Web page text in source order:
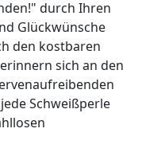
durch Ihren
Glückwünsche
den kostbaren
sich an den
Schweißperle